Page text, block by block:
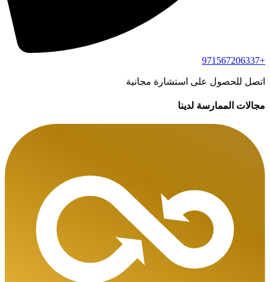
+971567206337
اتصل للحصول على استشارة مجانية
مجالات الممارسة لدينا